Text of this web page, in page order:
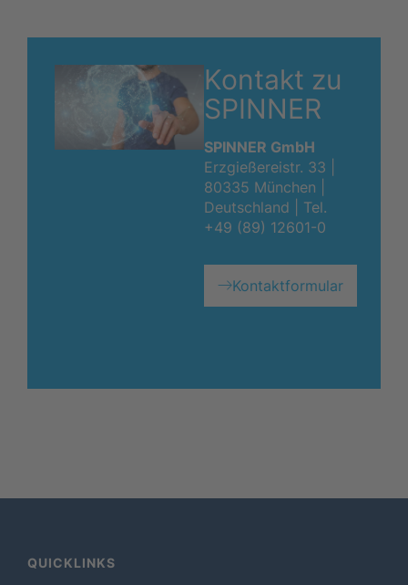
Kontakt zu
SPINNER
SPINNER GmbH
Erzgießereistr. 33 |
80335 München |
Deutschland | Tel.
+49 (89) 12601-0
Kontaktformular
QUICKLINKS